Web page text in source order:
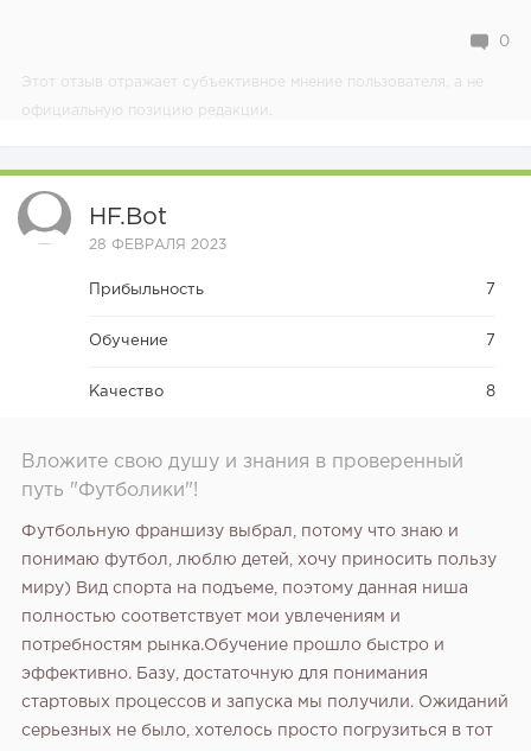
0
Этот отзыв отражает субъективное мнение пользователя, а не
официальную позицию редакции.
HF.bot
28 ФЕВРАЛЯ 2023
Прибыльность 7
Обучение 7
Качество 8
Вложите свою душу и знания в проверенный
путь "Футболики"!
Футбольную франшизу выбрал, потому что знаю и
понимаю футбол, люблю детей, хочу приносить пользу
миру) Вид спорта на подъеме, поэтому данная ниша
полностью соответствует мои увлечениям и
потребностям рынка.Обучение прошло быстро и
эффективно. Базу, достаточную для понимания
стартовых процессов и запуска мы получили. Ожиданий
серьезных не было, хотелось просто погрузиться в тот